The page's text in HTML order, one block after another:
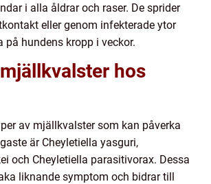
i alla åldrar och raser. De sprider
eller genom infekterade ytor
på hundens kropp i veckor.
hos
av mjällkvalster som kan påverka
är Cheyletiella yasguri,
och Cheyletiella parasitivorax. Dessa
liknande symptom och bidrar till